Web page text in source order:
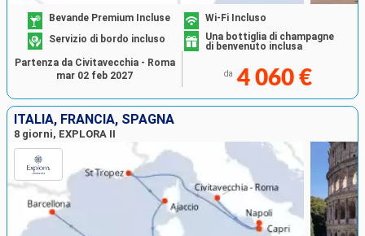
Bevande Premium Incluse
Wi-Fi Incluso
Servizio di bordo incluso
Una bottiglia di champagne
di benvenuto inclusa
da 4 060 €
Partenza da Civitavecchia - Roma
mar 02 feb 2027
ITALIA, FRANCIA, SPAGNA
8 giorni, EXPLORA II